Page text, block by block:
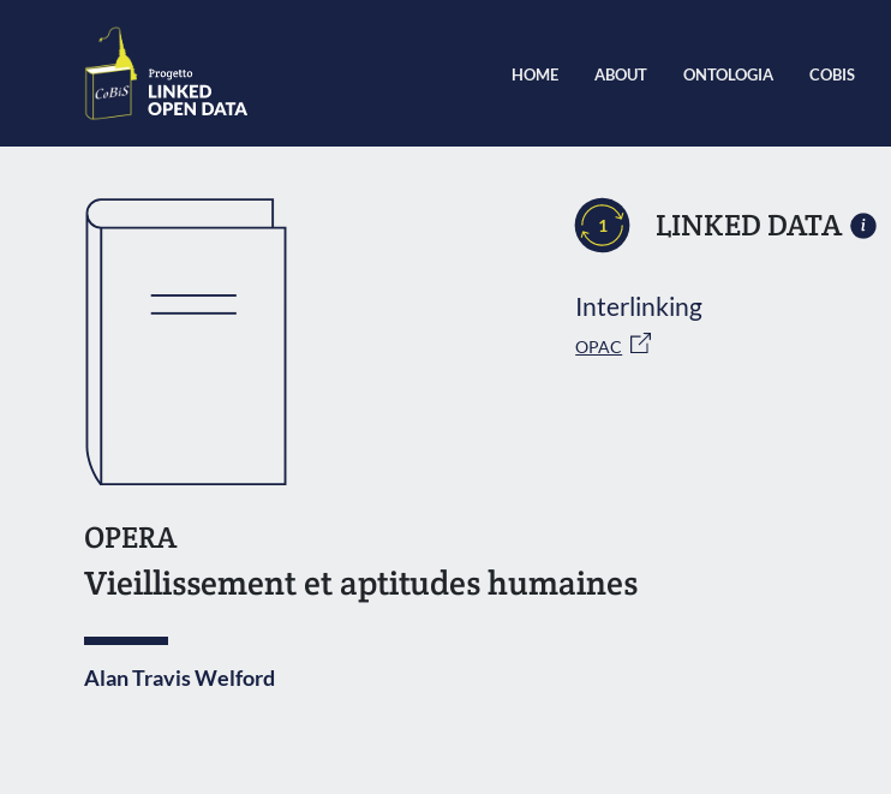
HOME ABOUT ONTOLOGIA COBIS
1 LINKED DATA
Interlinking
OPAC
OPERA
Vieillissement et aptitudes humaines
Alan Travis Welford